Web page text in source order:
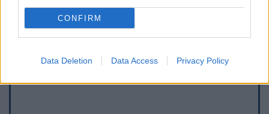
CONFIRM
Data Deletion Data Access Privacy Policy